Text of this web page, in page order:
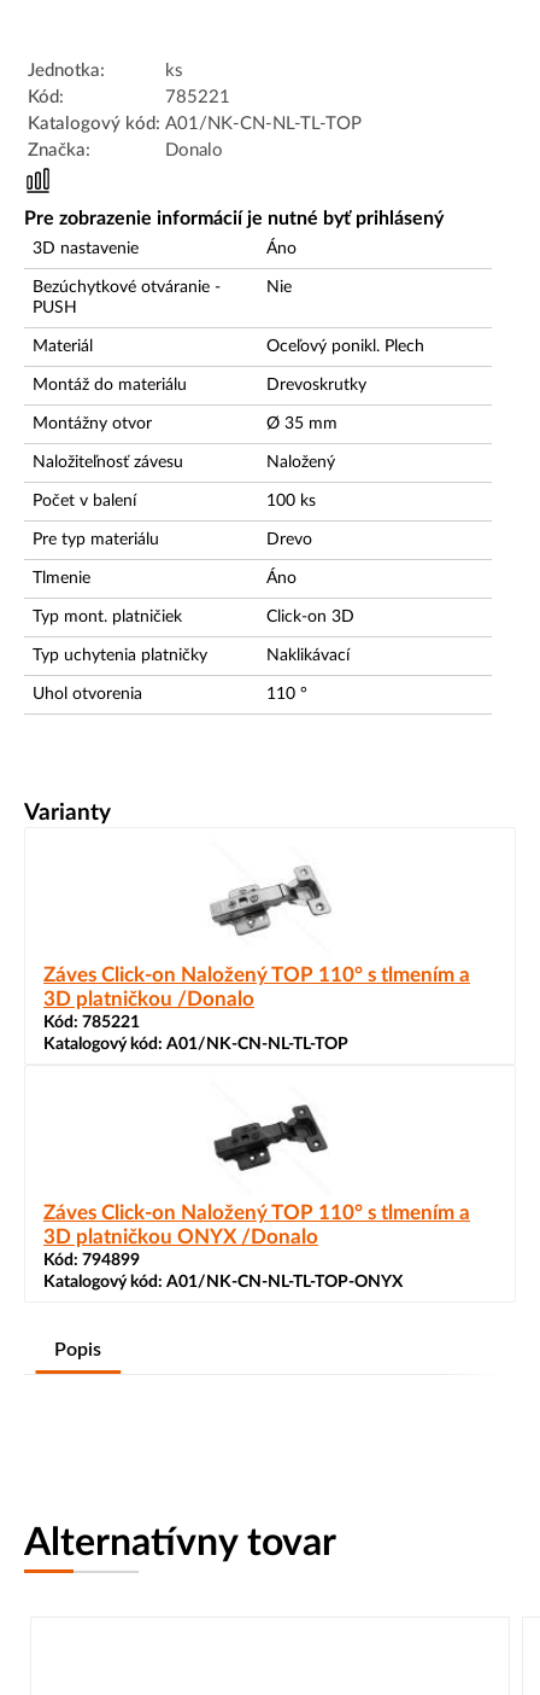
Jednotka:
ks
Kód:
785221
Katalogový kód: A01/NK-CN-NL-TL-TOP
Značka:
Donalo
Pre zobrazenie informácií je nutné byť prihlásený
3D nastavenie Áno
Bezúchytkové otváranie -
PUSH
Nie
Materiál Oceľový ponikl. Plech
Montáž do materiálu Drevoskrutky
Montážny otvor Ø 35 mm
Naložiteľnosť závesu Naložený
Počet v balení 100 ks
Pre typ materiálu Drevo
Tlmenie Áno
Typ mont. platničiek Click-on 3D
Typ uchytenia platničky Naklikávací
Uhol otvorenia 110 °
Varianty
Záves Click-on Naložený TOP 110° s tlmením a
3D platničkou /Donalo
Kód: 785221
Katalogový kód: A01/NK-CN-NL-TL-TOP
Záves Click-on Naložený TOP 110° s tlmením a
3D platničkou ONYX /Donalo
Kód: 794899
Katalogový kód: A01/NK-CN-NL-TL-TOP-ONYX
Popis
Alternatívny tovar